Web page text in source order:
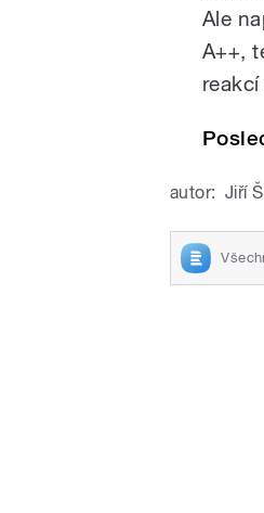
Ale
A++,
autor: Jiří